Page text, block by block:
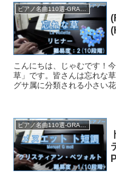
ピアノ名曲110選-GRADE A
こんにちは、じゃむです！
草」です。皆さんは忘れな
グサ属に分類される小さい
ピアノ名曲110選-GRADE A